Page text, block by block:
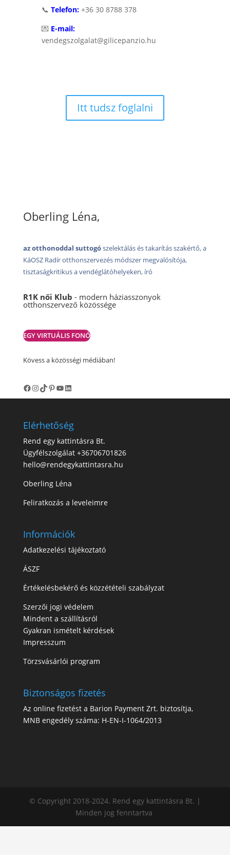
📞 Telefon: +36 30 8788 378
💌 E-mail:
vendegszolgalat@gilicepanzio.hu
Itt tudsz foglalni
Oberling Léna,
az otthonoddal suttogószelektálás és takarítás szakértő, a
KáOSZ Radír otthonszervezés módszer megvalósítója,
tisztaságkritikus a vendéglátóhelyeken, író
R1K női Klub - modern háziasszonyok
otthonszervező közössége
EGY VIRTUÁLIS FONÓ
Kövess a közösségi médiában!
Facebook
Instagram
TikTok
Pinterest
YouTube
LinkedIn
Elérhetőség
Rend egy kattintásra Bt.
Ügyfélszolgálat +36706701826
hello@rendegykattintasra.hu
Oberling Léna
Feliratkozás a leveleimre
Információk
Adatkezelési tájékoztató
ÁSZF
Értékelésbekérő és közzétételi szabályzat
Szerzői jogi védelem
Mindent a szállításról
Gyakran ismételt kérdések
Impresszum
Törzsvásárlói program
Biztonságos fizetés
Az online fizetést a Barion Payment Zrt. biztosítja,
MNB engedély száma: H-EN-I-1064/2013
© Copyright 2018-2024. Rend egy kattintásra Bt. |
Minden jog fenntartva